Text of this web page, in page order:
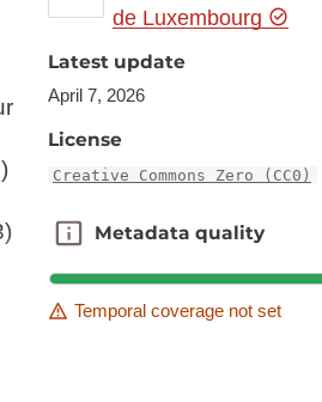
de Luxembourg
Latest update
April 7, 2026
License
Creative Commons Zero (CC0)
Metadata quality
Metadata quality
Temporal coverage not set